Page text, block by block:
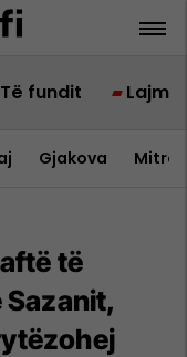
Të fundit Lajme
Gjakova
të